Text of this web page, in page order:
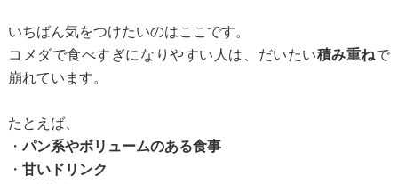
いちばん気をつけたいのはここです。
コメダで食べすぎになりやすい人は、だいたい積み重ねで
崩れています。
たとえば、
・パン系やボリュームのある食事
・ 甘いドリンク